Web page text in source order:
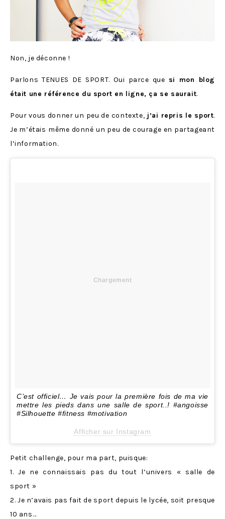
Non, je déconne !
Parlons TENUES DE SPORT. Oui parce que si mon blog
était une référence du sport en ligne, ça se saurait.
Pour vous donner un peu de contexte, j’ai repris le sport.
Je m’étais même donné un peu de courage en partageant
l’information.
Chargement
C’est officiel… Je vais pour la première fois de ma vie
mettre les pieds dans une salle de sport..! #angoisse
#Silhouette #fitness #motivation
Afficher sur Instagram
Petit challenge, pour ma part, puisque:
1. Je ne connaissais pas du tout l’univers « salle de
sport »
2. Je n’avais pas fait de sport depuis le lycée, soit presque
10 ans…